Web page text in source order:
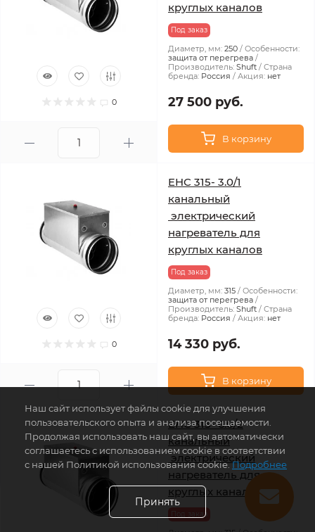
0
круглых каналов
Под заказ
Диаметр, мм: 250
Особенности:
защита от перегрева
Производитель: Shuft
Страна
бренда: Россия Акция: нет
27 500 руб.
В корзину
0
EHC 315- 3.0/1
канальный
электрический
нагреватель для
круглых каналов
Под заказ
Диаметр, мм: 315
Особенности:
защита от перегрева
Производитель: Shuft
Страна
бренда: Россия Акция: нет
14 330 руб.
В корзину
EHC 315- 6.0/2
канальный
электрический
нагреватель для
круглых каналов
Под заказ
Наш сайт использует файлы cookie для улучшения
пользовательского опыта и анализа посещаемости.
Продолжая использовать наш сайт, вы автоматически
соглашаетесь с использованием cookie в соответствии
с нашей Политикой использования cookie.Подробнее
Принять